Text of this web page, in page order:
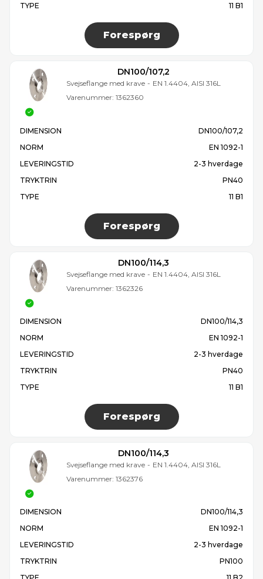
TYPE
11 B1
Forespørg
DN100/107,2
Svejseflange med krave - EN 1.4404, AISI 316L
Varenummer: 1362360
DIMENSION
DN100/107,2
NORM
EN 1092-1
LEVERINGSTID
2-3 hverdage
TRYKTRIN
PN40
TYPE
11 B1
Forespørg
DN100/114,3
Svejseflange med krave - EN 1.4404, AISI 316L
Varenummer: 1362326
DIMENSION
DN100/114,3
NORM
EN 1092-1
LEVERINGSTID
2-3 hverdage
TRYKTRIN
PN40
TYPE
11 B1
Forespørg
DN100/114,3
Svejseflange med krave - EN 1.4404, AISI 316L
Varenummer: 1362376
DIMENSION
DN100/114,3
NORM
EN 1092-1
LEVERINGSTID
2-3 hverdage
TRYKTRIN
PN100